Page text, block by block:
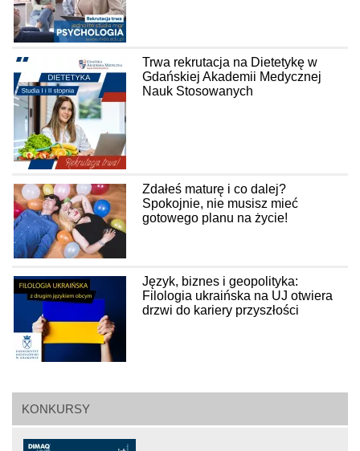
KONKURSY
Trwa rekrutacja na Dietetykę w
Gdańskiej Akademii Medycznej
Nauk Stosowanych
Zdałeś maturę i co dalej?
Spokojnie, nie musisz mieć
gotowego planu na życie!
Język, biznes i geopolityka:
Filologia ukraińska na UJ otwiera
drzwi do kariery przyszłości